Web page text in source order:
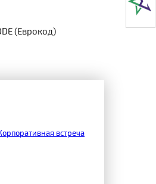
(Еврокод)